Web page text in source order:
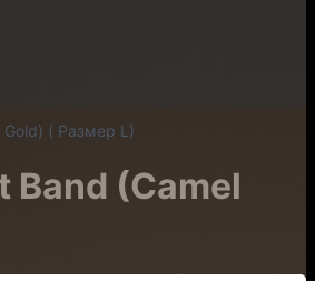
( Размер L)
(Camel